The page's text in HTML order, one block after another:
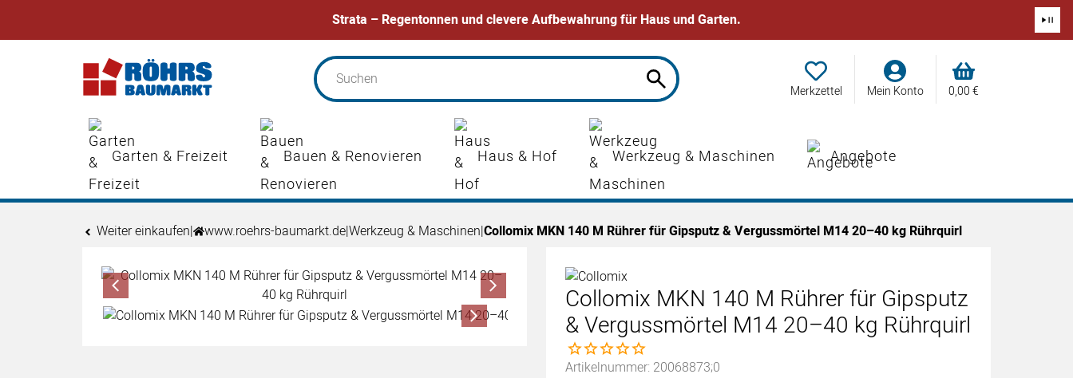
Strata – Regentonnen und clevere Aufbewahrung für Haus und Garten.
Zum Hauptinhalt springen Merkzettel Mein Konto 0,00€
Garten & Freizeit Bauen & Renovieren Haus & Hof Werkzeug & Maschinen Angebote
Weiter einkaufen| www.roehrs-baumarkt.de|Werkzeug & Maschinen|Collomix MKN 140 M Rührer für Gipsputz & Vergussmörtel M14 20–40 kg Rührquirl
Produktgalerie
Zur Kaufbox springen
Collomix MKN 140 M Rührer für Gipsputz
& Vergussmörtel M14 20–40 kg Rührquirl
Noch keine Bewertungen abgegeben
Artikelnummer: 20068873;0